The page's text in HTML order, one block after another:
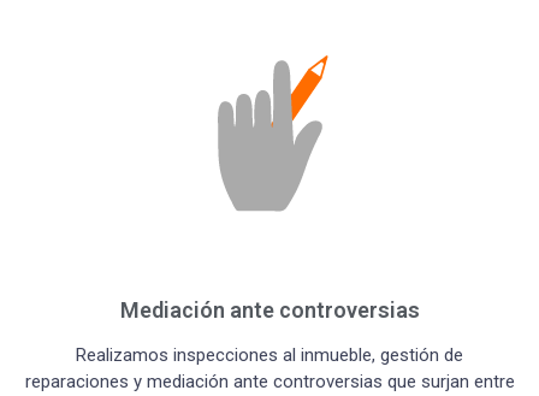
Mediación ante controversias
Realizamos inspecciones al inmueble, gestión de
reparaciones y mediación ante controversias que surjan entre